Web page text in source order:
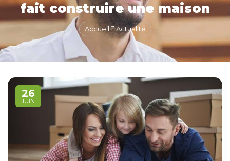
fait construire une maison
Accueil Actualité
26
JUIN